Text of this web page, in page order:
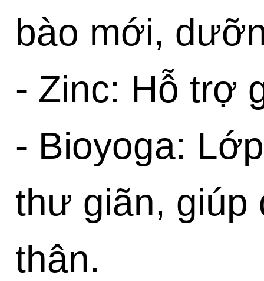
bào mới,
- Zinc: Hỗ trợ
- Bioyoga:
thư giãn,
thân.